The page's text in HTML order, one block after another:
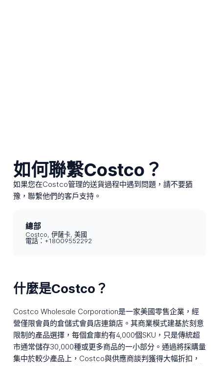
如何聯繫Costco？
如果您在Costco管理的送貨過程中遇到問題，請不要猶
豫，聯繫他們的客戶支持。
總部
Costco, 伊薩卡, 美國
電話：+18009552292
什麼是Costco？
Costco Wholesale Corporation是一家美國零售企業，經
營僅限會員的倉儲式會員店連鎖店。其商業模式建基於刻意
限制的產品選擇，每個倉庫約有4,000個SKU，只是傳統超
市通常儲存30,000種或更多商品的一小部分。通過將採購量
集中於較少產品上，Costco與供應商談判獲得大幅折扣，